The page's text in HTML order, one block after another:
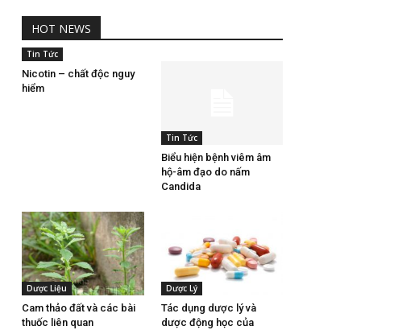
HOT NEWS
Tin Tức
Nicotin – chất độc nguy
hiểm
Tin Tức
Biểu hiện bệnh viêm âm
hộ-âm đạo do nấm
Candida
Dược Liệu
Cam thảo đất và các bài
thuốc liên quan
Dược Lý
Tác dụng dược lý và
dược động học của